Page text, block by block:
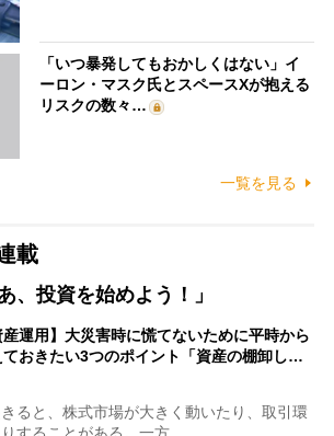
「いつ暴発してもおかしくはない」イ
ーロン・マスク氏とスペースXが抱える
リスクの数々…
一覧を見る
載
、投資を始めよう！」
産運用】大災害時に慌てないために平時から
ておきたい3つのポイント「資産の棚卸し…
ると、株式市場が大きく動いたり、取引環
することがある。一方…